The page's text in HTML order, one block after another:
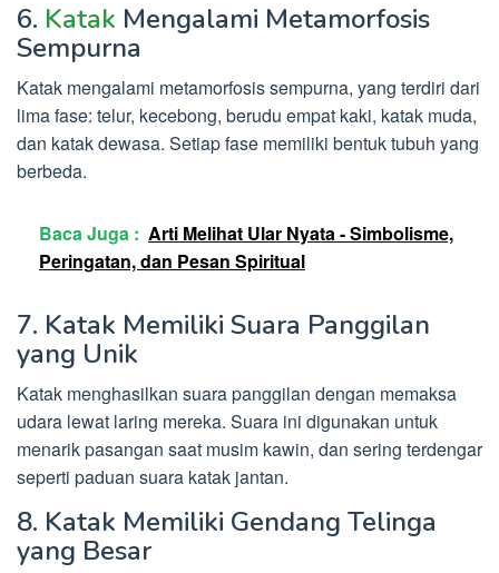
6. Katak Mengalami Metamorfosis
Sempurna
Katak mengalami metamorfosis sempurna, yang terdiri dari
lima fase: telur, kecebong, berudu empat kaki, katak muda,
dan katak dewasa. Setiap fase memiliki bentuk tubuh yang
berbeda.
Baca Juga : Arti Melihat Ular Nyata - Simbolisme,
Peringatan, dan Pesan Spiritual
7. Katak Memiliki Suara Panggilan
yang Unik
Katak menghasilkan suara panggilan dengan memaksa
udara lewat laring mereka. Suara ini digunakan untuk
menarik pasangan saat musim kawin, dan sering terdengar
seperti paduan suara katak jantan.
8. Katak Memiliki Gendang Telinga
yang Besar